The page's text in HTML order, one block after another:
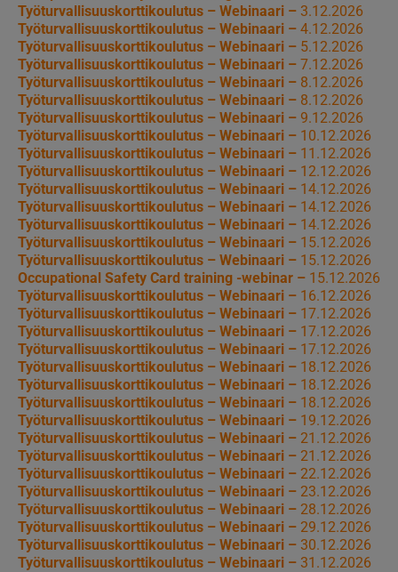
Työturvallisuuskorttikoulutus – Webinaari – 3.12.2026
Työturvallisuuskorttikoulutus – Webinaari – 4.12.2026
Työturvallisuuskorttikoulutus – Webinaari – 5.12.2026
Työturvallisuuskorttikoulutus – Webinaari – 7.12.2026
Työturvallisuuskorttikoulutus – Webinaari – 8.12.2026
Työturvallisuuskorttikoulutus – Webinaari – 8.12.2026
Työturvallisuuskorttikoulutus – Webinaari – 9.12.2026
Työturvallisuuskorttikoulutus – Webinaari – 10.12.2026
Työturvallisuuskorttikoulutus – Webinaari – 11.12.2026
Työturvallisuuskorttikoulutus – Webinaari – 12.12.2026
Työturvallisuuskorttikoulutus – Webinaari – 14.12.2026
Työturvallisuuskorttikoulutus – Webinaari – 14.12.2026
Työturvallisuuskorttikoulutus – Webinaari – 14.12.2026
Työturvallisuuskorttikoulutus – Webinaari – 15.12.2026
Työturvallisuuskorttikoulutus – Webinaari – 15.12.2026
Occupational Safety Card training -webinar – 15.12.2026
Työturvallisuuskorttikoulutus – Webinaari – 16.12.2026
Työturvallisuuskorttikoulutus – Webinaari – 17.12.2026
Työturvallisuuskorttikoulutus – Webinaari – 17.12.2026
Työturvallisuuskorttikoulutus – Webinaari – 17.12.2026
Työturvallisuuskorttikoulutus – Webinaari – 18.12.2026
Työturvallisuuskorttikoulutus – Webinaari – 18.12.2026
Työturvallisuuskorttikoulutus – Webinaari – 18.12.2026
Työturvallisuuskorttikoulutus – Webinaari – 19.12.2026
Työturvallisuuskorttikoulutus – Webinaari – 21.12.2026
Työturvallisuuskorttikoulutus – Webinaari – 21.12.2026
Työturvallisuuskorttikoulutus – Webinaari – 22.12.2026
Työturvallisuuskorttikoulutus – Webinaari – 23.12.2026
Työturvallisuuskorttikoulutus – Webinaari – 28.12.2026
Työturvallisuuskorttikoulutus – Webinaari – 29.12.2026
Työturvallisuuskorttikoulutus – Webinaari – 30.12.2026
Työturvallisuuskorttikoulutus – Webinaari – 31.12.2026